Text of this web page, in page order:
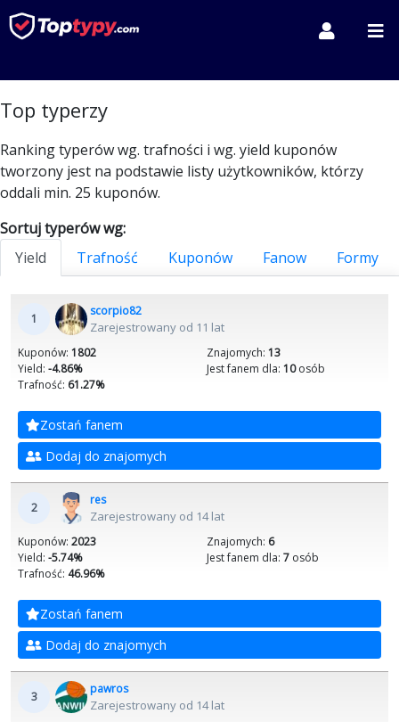
Top typerzy
Ranking typerów wg. trafności i wg. yield kuponów
tworzony jest na podstawie listy użytkowników, którzy
oddali min. 25 kuponów.
Sortuj typerów wg:
Yield
Trafność Kuponów Fanow Formy
1
scorpio82
Zarejestrowany od 11 lat
Kuponów: 1802
Yield: -4.86%
Trafność: 61.27%
Znajomych: 13
Jest fanem dla: 10osób
Zostań fanem
Dodaj do znajomych
2
res
Zarejestrowany od 14 lat
Kuponów: 2023
Yield: -5.74%
Trafność: 46.96%
Znajomych: 6
Jest fanem dla: 7 osób
Zostań fanem
Dodaj do znajomych
3
pawros
Zarejestrowany od 14 lat